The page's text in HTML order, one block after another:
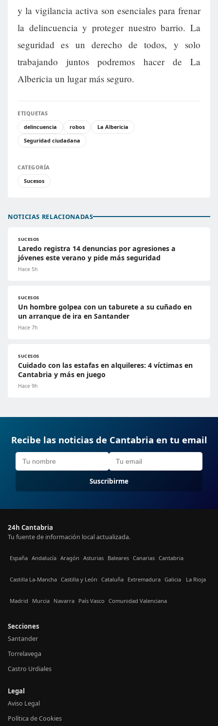
y la vigilancia activa son esenciales para frenar
la delincuencia y proteger nuestro barrio. La
seguridad es un derecho de todos, y solo
trabajando juntos podremos hacer de La
Albericia un lugar más seguro.
ETIQUETAS
delincuencia
robos
La Albericia
Seguridad ciudadana
CATEGORÍA
Sucesos
NOTICIAS RELACIONADAS
SUCESOS
Laredo registra 14 denuncias por agresiones a
jóvenes este verano y pide más seguridad
Hace 5h
SUCESOS
Un hombre golpea con un taburete a su cuñado en
un arranque de ira en Santander
Hace 7h
SUCESOS
Cuidado con las estafas en alquileres: 4 víctimas en
Cantabria y más en juego
Hace 9h
Recibe las noticias de Cantabria en tu email
Suscribirme
24h Cantabria
Tu fuente de información local actualizada.
España Andalucía Aragón Asturias Baleares Canarias Cantabria
Castilla La-Mancha Castilla y León Cataluña Extremadura Galicia La Rioja
Madrid Murcia Navarra País Vasco Comunidad Valenciana
Secciones
Santander
Torrelavega
Castro Urdiales
Legal
Aviso Legal
Política de Cookies